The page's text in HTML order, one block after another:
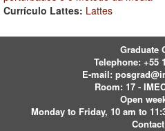
Currículo Lattes: Lattes
Graduate
Telephone: +55
E-mail:
Room: 17 -
Open
Monday to Friday, 10 am to